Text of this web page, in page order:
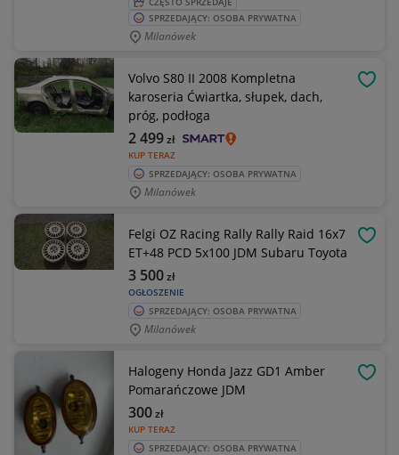
SPRZEDAJĄCY: OSOBA PRYWATNA
Milanówek
Volvo S80 II 2008 Kompletna
karoseria Ćwiartka, słupek, dach,
próg, podłoga
KUP TERAZ
2 499zł
SPRZEDAJĄCY: OSOBA PRYWATNA
Milanówek
Felgi OZ Racing Rally Rally Raid 16x7
ET+48 PCD 5x100 JDM Subaru Toyota
OGŁOSZENIE
3 500zł
SPRZEDAJĄCY: OSOBA PRYWATNA
Milanówek
Halogeny Honda Jazz GD1 Amber
Pomarańczowe JDM
KUP TERAZ
300zł
SPRZEDAJĄCY: OSOBA PRYWATNA